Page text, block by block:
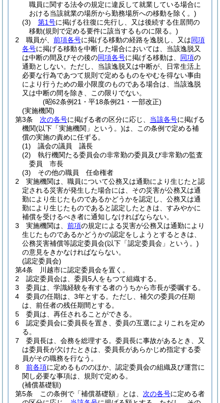
職員に関する法令の規定に違反して就業している場合に
おける当該就業の場所から勤務場所への移動を除く。)
(3)
第1号に掲げる往復に先行し、又は後続する住居間の
移動(規則で定める要件に該当するものに限る。)
2
職員が、 前項各号に掲げる移動の経路を逸脱し、又は同項
各号に掲げる移動を中断した場合においては、当該逸脱又
は中断の間及びその後の同項各号に掲げる移動は、 同項の
通勤としない。 ただし、当該逸脱又は中断が、日常生活上
必要な行為であつて規則で定めるものをやむを得ない事由
により行うための最小限度のものである場合は、当該逸脱
又は中断の間を除き、この限りでない。
(昭62条例21・平18条例21・一部改正)
(実施機関)
第3条
次の各号に掲げる者の区分に応じ、 当該各号に掲げる
機関(以下「実施機関」という。)は、この条例で定める補
償の実施の責めに任ずる。
(1)
議会の議員 議長
(2)
執行機関たる委員会の非常勤の委員及び非常勤の監査
委員 市長
(3)
その他の職員 任命権者
2
実施機関は、職員について公務又は通勤により生じたと認
定される災害が発生した場合には、その災害が公務又は通
勤により生じたものであるかどうかを認定し、公務又は通
勤により生じたものであると認定したときは、すみやかに
補償を受けるべき者に通知しなければならない。
3
実施機関は、 前項の規定による災害が公務又は通勤により
生じたものであるかどうかの認定をしようとするときは、
公務災害補償等認定委員会(以下「認定委員会」という。)
の意見をきかなければならない。
(認定委員会)
第4条
川越市に認定委員会を置く。
2
認定委員会は、委員5人をもつて組織する。
3
委員は、学識経験を有する者のうちから市長が委嘱する。
4
委員の任期は、3年とする。 ただし、補欠の委員の任期
は、前任者の残任期間とする。
5
委員は、再任されることができる。
6
認定委員会に委員長を置き、委員の互選によりこれを定め
る。
7
委員長は、会務を総理する。 委員長に事故があるとき、又
は委員長が欠けたときは、委員長があらかじめ指定する委
員がその職務を行なう。
8
前各項に定めるもののほか、認定委員会の組織及び運営に
関し必要な事項は、規則で定める。
(補償基礎額)
第5条
この条例で「補償基礎額」とは、 次の各号に定める者